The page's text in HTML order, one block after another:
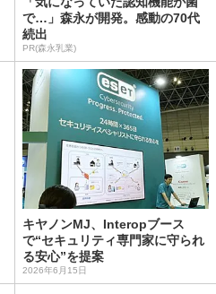
で…」森永が開発。感動の70代
続出
PR(森永乳業)
キヤノンMJ、Interopブース
で“セキュリティ専門家に守られ
る安心”を提案
2026年6月15日